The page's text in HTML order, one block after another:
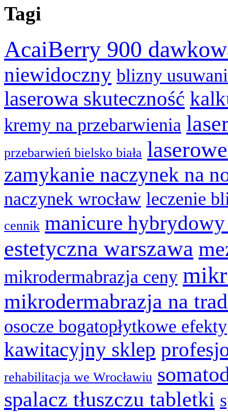
Tagi
AcaiBerry 900
niewidoczny blizny
laserowa skuteczność
kremy na przebarwienia
przebarwień bielsko biała
zamykanie naczynek na
naczynek wrocław leczenie
cennik manicure
estetyczna warszawa
mikrodermabrazja ceny
mikrodermabrazja na
osocze bogatopłytkowe efekty
kawitacyjny sklep
rehabilitacja we Wrocławiu
spalacz tłuszczu tabletki